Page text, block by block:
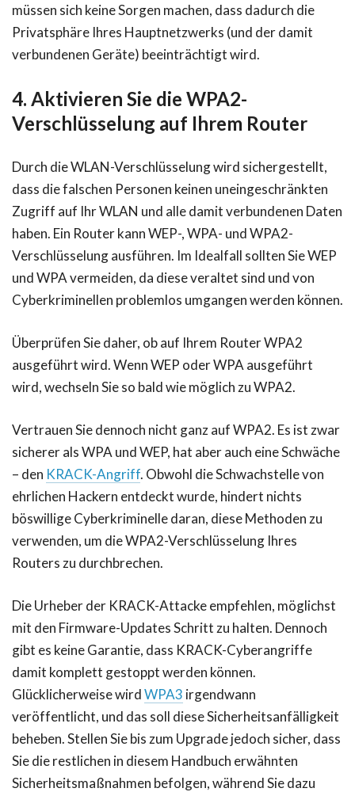
müssen sich keine Sorgen machen, dass dadurch die
Privatsphäre Ihres Hauptnetzwerks (und der damit
verbundenen Geräte) beeinträchtigt wird.
4. Aktivieren Sie die WPA2-
Verschlüsselung auf Ihrem Router
Durch die WLAN-Verschlüsselung wird sichergestellt,
dass die falschen Personen keinen uneingeschränkten
Zugriff auf Ihr WLAN und alle damit verbundenen Daten
haben. Ein Router kann WEP-, WPA- und WPA2-
Verschlüsselung ausführen. Im Idealfall sollten Sie WEP
und WPA vermeiden, da diese veraltet sind und von
Cyberkriminellen problemlos umgangen werden können.
Überprüfen Sie daher, ob auf Ihrem Router WPA2
ausgeführt wird. Wenn WEP oder WPA ausgeführt
wird, wechseln Sie so bald wie möglich zu WPA2.
Vertrauen Sie dennoch nicht ganz auf WPA2. Es ist zwar
sicherer als WPA und WEP, hat aber auch eine Schwäche
– den KRACK-Angriff. Obwohl die Schwachstelle von
ehrlichen Hackern entdeckt wurde, hindert nichts
böswillige Cyberkriminelle daran, diese Methoden zu
verwenden, um die WPA2-Verschlüsselung Ihres
Routers zu durchbrechen.
Die Urheber der KRACK-Attacke empfehlen, möglichst
mit den Firmware-Updates Schritt zu halten. Dennoch
gibt es keine Garantie, dass KRACK-Cyberangriffe
damit komplett gestoppt werden können.
Glücklicherweise wirdWPA3 irgendwann
veröffentlicht, und das soll diese Sicherheitsanfälligkeit
beheben. Stellen Sie bis zum Upgrade jedoch sicher, dass
Sie die restlichen in diesem Handbuch erwähnten
Sicherheitsmaßnahmen befolgen, während Sie dazu